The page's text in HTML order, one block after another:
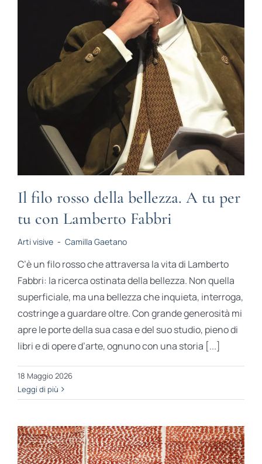
Il filo rosso della bellezza. A tu per
tu con Lamberto Fabbri
Arti visive - Camilla Gaetano
C’è un filo rosso che attraversa la vita di Lamberto
Fabbri: la ricerca ostinata della bellezza. Non quella
superficiale, ma una bellezza che inquieta, interroga,
costringe a guardare oltre. Con grande generosità mi
apre le porte della sua casa e del suo studio, pieno di
libri e di opere d’arte, ognuno con una storia [...]
18 Maggio 2026
Leggi di più